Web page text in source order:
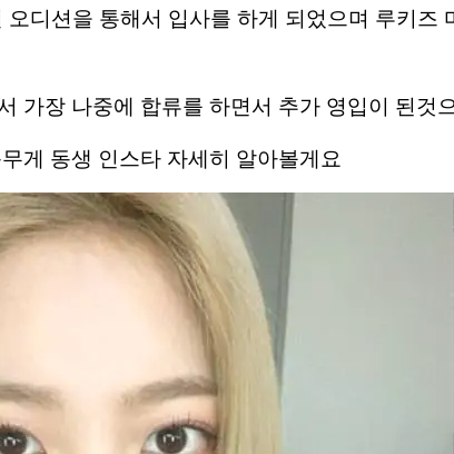
디션을 통해서 입사를 하게 되었으며 루키즈
가장 나중에 합류를 하면서 추가 영입이 된것
게 동생 인스타 자세히 알아볼게요